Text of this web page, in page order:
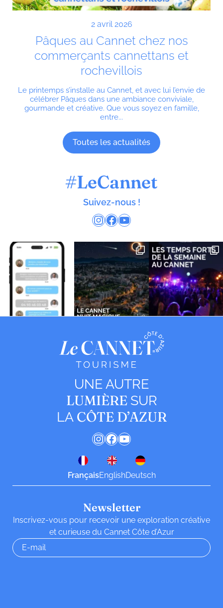
2 avril 2026
Pâques au Cannet chez nos
commerçants cannettans et
rochevillois
Le printemps s’installe au Cannet, et avec lui l’envie de
célébrer Pâques dans une ambiance conviviale,
gourmande et créative. Que vous soyez en famille,
entre...
Toutes les actualités
#LeCannet
Suivez-nous !
Instagram
Facebook
YouTube
UNE AUTRE
LUMIÈRE SUR
LA CÔTE D’AZUR
Instagram
Facebook
YouTube
FrançaisEnglishDeutsch
Newsletter
Inscrivez-vous pour recevoir une exploration créative
et curieuse du Cannet Côte d’Azur